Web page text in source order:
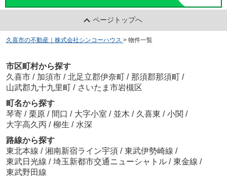
ページトップへ
久喜市の不動産｜株式会社シンコーハウス > 物件一覧
市区町村から探す
久喜市 / 加須市 / 北足立郡伊奈町 / 那須郡那須町 /
山武郡九十九里町 / さいたま市岩槻区
町名から探す
琴寄 / 栗原 / 間口 / 大字小室 / 並木 / 久喜東 / 小関 /
大字高久丙 / 柳生 / 水深
路線から探す
東北本線 / 湘南新宿ライン宇須 / 東武伊勢崎線 /
東武日光線 / 埼玉新都市交通ニューシャトル / 東金線 /
東武野田線